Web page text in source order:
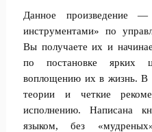
Данное
инструментами» по
Вы получаете их и
по постановке ярких
воплощению их в жизнь. В
теории и четкие
исполнению. Написана
языком, без